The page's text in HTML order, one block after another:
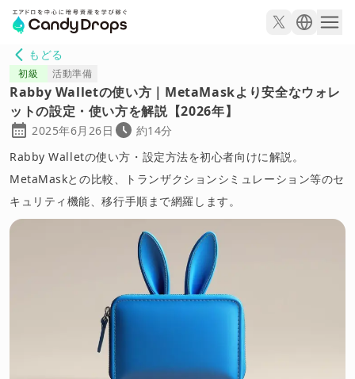
もどる
初級 活動準備
Rabby Walletの使い方｜MetaMaskより安全なウォレ
ットの設定・使い方を解説【2026年】
2025年6月26日
約14分
Rabby Walletの使い方・設定方法を初心者向けに解説。
MetaMaskとの比較、トランザクションシミュレーション等のセ
キュリティ機能、移行手順まで網羅します。